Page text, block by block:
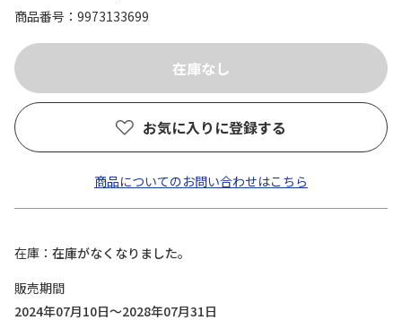
商品番号
9973133699
お気に入りに登録する
商品についてのお問い合わせはこちら
在庫
在庫がなくなりました。
販売期間
2024年07月10日～2028年07月31日